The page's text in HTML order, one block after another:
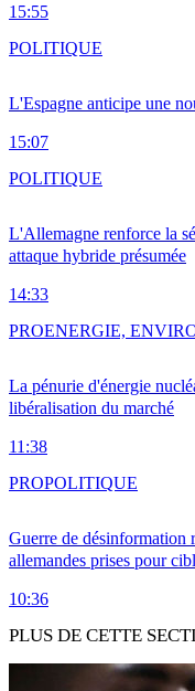
15:55
L'Espagne anticipe une
15:07
POLITIQUE
L'Allemagne renforce la
attaque hybride présumée
14:33
POLITIQUE
La pénurie d'énergie
libéralisation du marché
11:38
PROENERGIE,
Guerre de désinformation
allemandes prises pour
10:36
PROPOLITIQUE
PLUS DE CETTE